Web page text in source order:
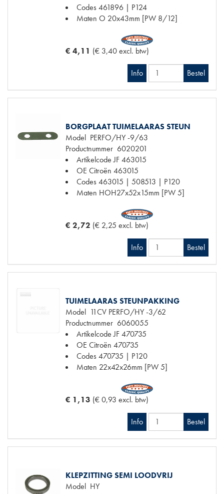
Codes461896 | P124
Maten O 20x43mm [PW 8/12]
€ 4,11 (€ 3,40 excl. btw)
Info Bestel
BORGPLAAT TUIMELAARAS STEUN
Model PERFO/HY -9/63
Productnummer 6020201
Artikelcode JF463015
OE Citroën 463015
Codes463015 | 508513 | P120
Maten HOH27x52x15mm [PW 5]
€ 2,72 (€ 2,25 excl. btw)
Info Bestel
TUIMELAARAS STEUNPAKKING
Model 11CV PERFO/HY -3/62
Productnummer 6060055
Artikelcode JF470735
OE Citroën 470735
Codes470735 | P120
Maten 22x42x26mm [PW 5]
€ 1,13 (€ 0,93 excl. btw)
Info Bestel
KLEPZITTING SEMI LOODVRIJ
Model HY